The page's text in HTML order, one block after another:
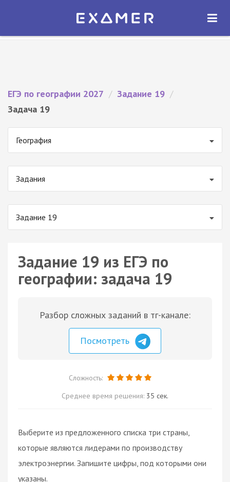
Экзамер — ЕГЭ 2027
ОТКРЫТЬ
ЕГЭ по географии 2027 / Задание 19 /
Задача 19
География
Задания
Задание 19
Задание 19 из ЕГЭ по
географии: задача 19
Разбор сложных заданий в тг-канале:
Посмотреть
Сложность:
Среднее время решения: 35 сек.
Выберите из предложенного списка три страны,
которые являются лидерами по производству
электроэнергии. Запишите цифры, под которыми они
указаны.